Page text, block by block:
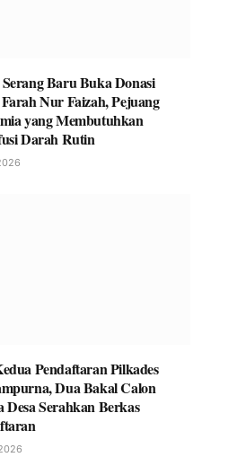
Baru Buka Donasi
Nur Faizah, Pejuang
yang Membutuhkan
Darah Rutin
Pendaftaran Pilkades
Dua Bakal Calon
Desa Serahkan Berkas